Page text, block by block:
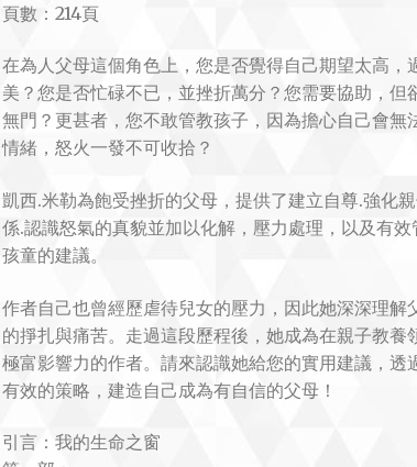
頁數：214頁
在為人父母這個角色上，您是否覺得自己期望太高，
美？您是否忙碌不已，並挫折萬分？您需要協助，但
無門？更甚者，您不敢管教孩子，因為擔心自己會無
情緒，怒火一發不可收拾？
凱西.米勒為飽受挫折的父母，提供了建立自尊.強化
係.認識怒氣的真貌並加以化解，壓力處理，以及有效
孩童的建議。
作者自己也曾經歷虐待兒女的壓力，因此她深深理解
的掙扎與痛苦。走過這段歷程後，她成為在親子教養
極富影響力的作者。請來認識她給您的實用建議，透
有效的策略，建造自己成為有自信的父母！
引言：我的生命之窗